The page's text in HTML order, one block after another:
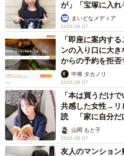
が」「宝塚に入れ
まいどなメディア
2026.08.07
「即座に案内す
ンの入り口に大
からの予約を拒否
中将 タカノリ
2026.08.07
「本は買うだけ
共感した女性→リ
読 「家に自分だ
山岡 もと子
2026.08.07
友人のマンショ